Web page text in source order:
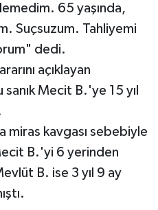
65 yaşında,
Suçsuzum. Tahliyemi
dedi.
açıklayan
Mecit B.'ye 15 yıl
miras kavgası sebebiyle
B.'yi 6 yerinden
B. ise 3 yıl 9 ay